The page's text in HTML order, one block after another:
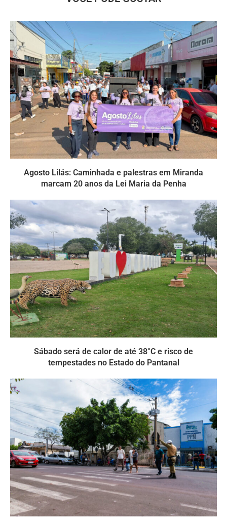
Agosto Lilás: Caminhada e palestras em Miranda
marcam 20 anos da Lei Maria da Penha
Sábado será de calor de até 38°C e risco de
tempestades no Estado do Pantanal